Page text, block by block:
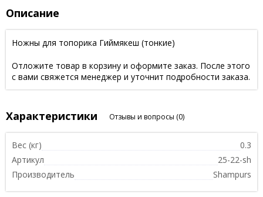
Описание
Ножны для топорика Гиймякеш (тонкие)
Отложите товар в корзину и оформите заказ. После этого
с вами свяжется менеджер и уточнит подробности заказа.
Характеристики Отзывы и вопросы (0)
Вес (кг)
0.3
Артикул
25-22-sh
Производитель
Shampurs